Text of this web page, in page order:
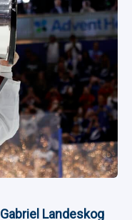
Gabriel Landeskog